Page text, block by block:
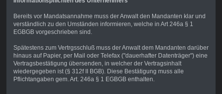
Bereits vor Mandatsannahme muss der Anwalt den Mandanten klar und
verständlich zu den Umständen informieren, welche in Art 246a § 1
EGBGB vorgeschrieben sind.
Spätestens zum Vertrgsschluß muss der Anwalt dem Mandanten darüber
hinaus auf Papier, per Mail oder Telefax ("dauerhafter Datenträger") eine
Vertragsbestätigung übersenden, in welcher der Vertragsinhalt
wiedergegeben ist (§ 312f II BGB). Diese Bestätigung muss alle
Pflichtangaben gem. Art. 246a § 1 EGBGB enthalten.